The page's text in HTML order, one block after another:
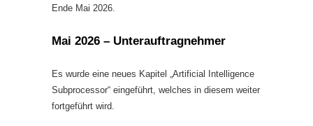
Ende Mai 2026.
Mai 2026 – Unterauftragnehmer
Es wurde eine neues Kapitel „Artificial Intelligence
Subprocessor“ eingeführt, welches in diesem weiter
fortgeführt wird.